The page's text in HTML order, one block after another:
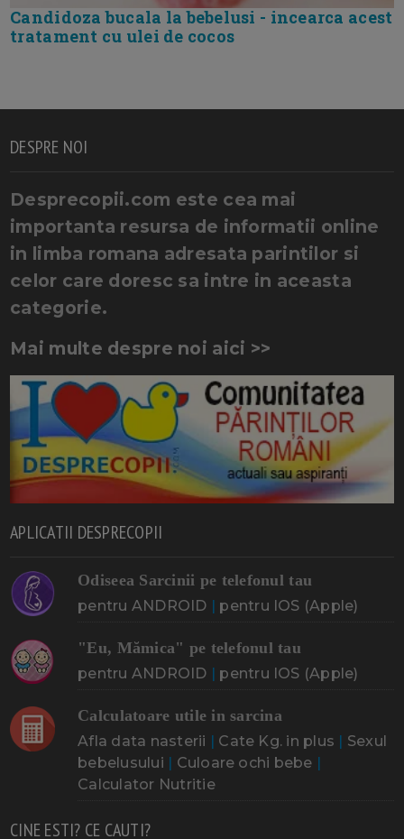
Candidoza bucala la bebelusi - incearca acest
tratament cu ulei de cocos
DESPRE NOI
Desprecopii.com este cea mai
importanta resursa de informatii online
in limba romana adresata parintilor si
celor care doresc sa intre in aceasta
categorie.
Mai multe despre noi aici >>
APLICATII DESPRECOPII
Odiseea Sarcinii pe telefonul tau
pentru ANDROID | pentru IOS (Apple)
"Eu, Mămica" pe telefonul tau
pentru ANDROID | pentru IOS (Apple)
Calculatoare utile in sarcina
Afla data nasterii | Cate Kg. in plus | Sexul
bebelusului | Culoare ochi bebe |
Calculator Nutritie
CINE ESTI? CE CAUTI?